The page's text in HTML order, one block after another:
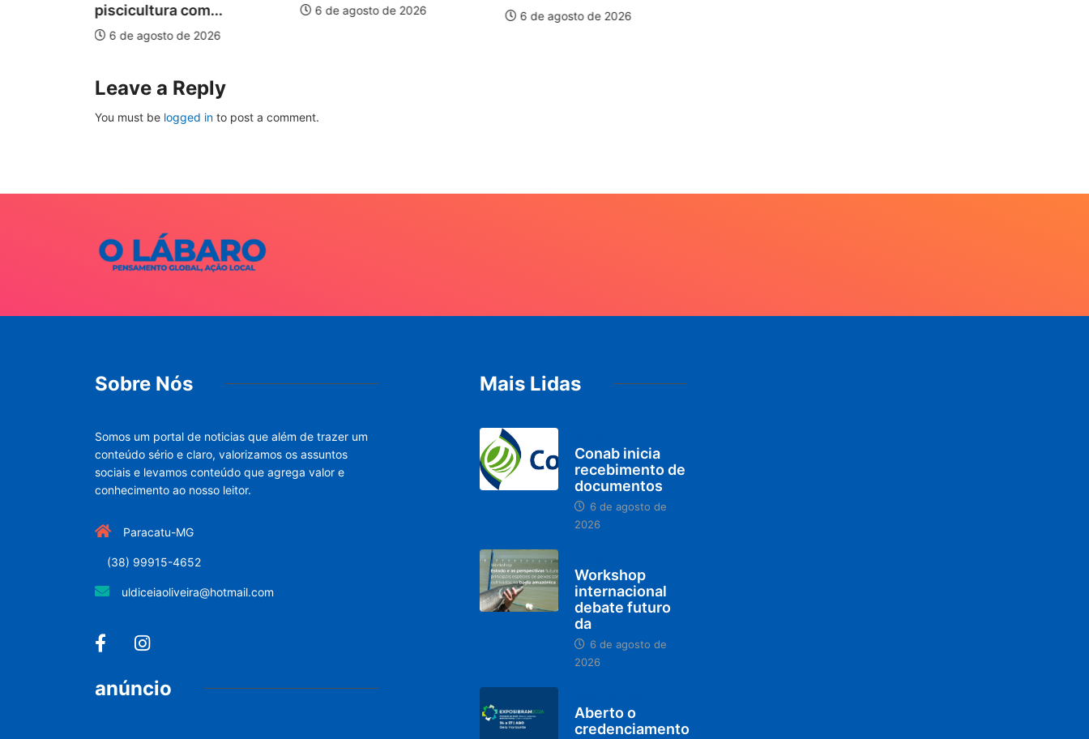
piscicultura com...
6 de agosto de 2026
6 de agosto de 2026 6 de agosto de 2026
Leave a Reply
You must be logged in to post a comment.
Sobre Nós
Somos um portal de noticias que além de trazer um
conteúdo sério e claro, valorizamos os assuntos
sociais e levamos conteúdo que agrega valor e
conhecimento ao nosso leitor.
Paracatu-MG
(38) 99915-4652
uldiceiaoliveira@hotmail.com
anúncio
Mais Lidas
Conab inicia
recebimento de
documentos
6 de agosto de
2026
Workshop
internacional
debate futuro
da
6 de agosto de
2026
Aberto o
credenciamento